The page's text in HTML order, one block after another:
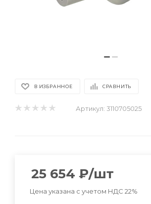
В ИЗБРАННОЕ СРАВНИТЬ
Артикул: 3110705025
25 654 ₽/шт
Цена указана с учетом НДС 22%